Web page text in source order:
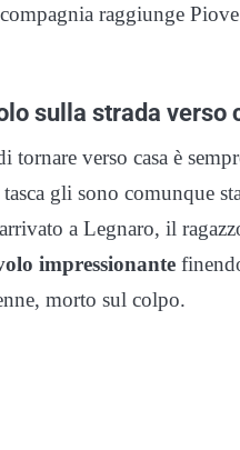
raggiunge
sulla strada verso
tornare verso casa è
gli sono comunque
a Legnaro, il
impressionante
morto sul colpo.